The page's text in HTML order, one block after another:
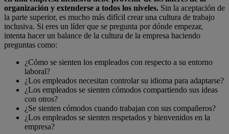
organización y extenderse a todos los niveles. Sin la aceptación de
la parte superior, es mucho más difícil crear una cultura de trabajo
inclusiva. Si eres un líder que se pregunta por dónde empezar,
intenta hacer un balance de la cultura de la empresa haciendo
preguntas como:
¿Cómo se sienten los empleados con respecto a su entorno
laboral?
¿Los empleados necesitan controlar su idioma para adaptarse?
¿Los empleados se sienten cómodos compartiendo sus ideas
con otros?
¿Se sienten cómodos cuando trabajan con sus compañeros?
¿Los empleados se sienten respetados y bienvenidos en la
empresa?